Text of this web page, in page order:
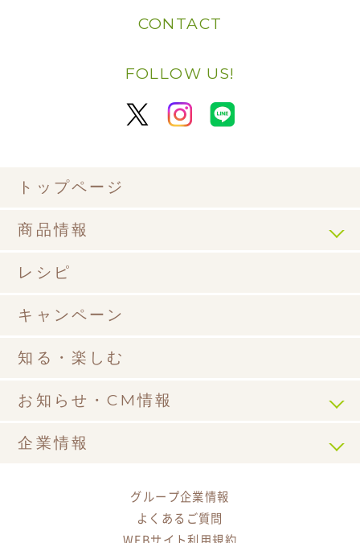
CONTACT
FOLLOW US!
トップページ
商品情報
レシピ
キャンペーン
知る・楽しむ
お知らせ・CM情報
企業情報
グループ企業情報
よくあるご質問